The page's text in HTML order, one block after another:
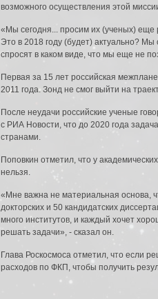
возможного осуществления этой
«Мы сегодня... просим их (ученых) еще
Это в 2018 году (будет) актуально?
спросят в каком виде, что мы еще не
Первая за 15 лет российская
2011 года. Зонд не смог выйти на
После неудачи российские ученые
с РИА Новости, что до 2020 года
странами.
Поповкин отметил, что у
нельзя.
«Мне важна не материальная основа,
докторских и 50 кандидатских
много институтов, и каждый хочет
решать задачи», - сказал он.
Глава Роскосмоса отметил, что если
расходов по ФКП, чтобы получить
Введите имя пользователя и пароль
Вход в систему
Имя пользователя:
Пароль: